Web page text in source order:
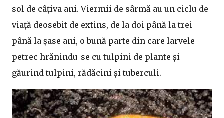
sol de câțiva ani. Viermii de sârmă au un ciclu de
viață deosebit de extins, de la doi până la trei
până la șase ani, o bună parte din care larvele
petrec hrănindu-se cu tulpini de plante și
găurind tulpini, rădăcini și tuberculi.